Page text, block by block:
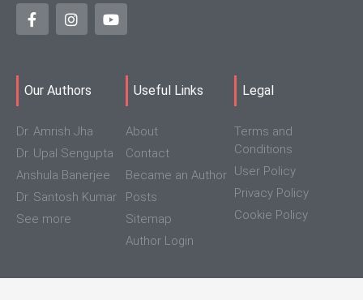
Our Authors
Dr. Amrish Jha
Dr. Upal Sengupta
Anshula Banerjee
Dr. Santosh Kumar
See more
Useful Links
About
Contact
Became an Author
Posts
Sitemap
Author Login
Legal
Terms and
Conditions
User Policy
Privacy Policy
Cookie Policy